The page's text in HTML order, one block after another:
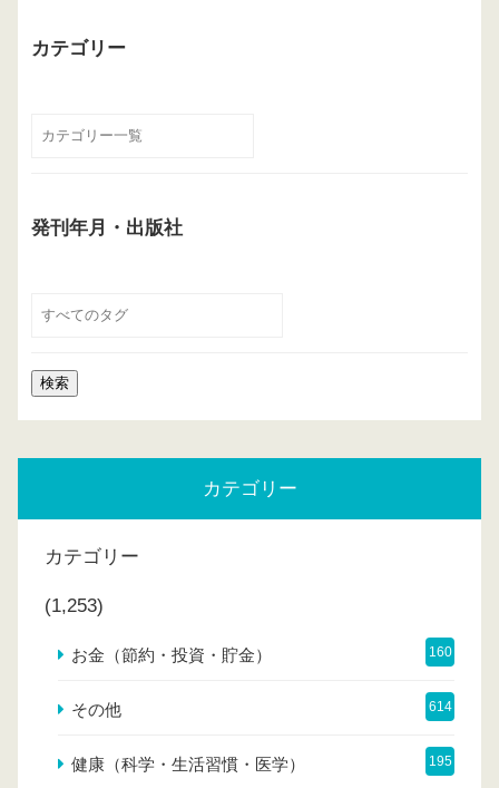
カテゴリー
発刊年月・出版社
カテゴリー
カテゴリー
(1,253)
お金（節約・投資・貯金） 160
その他 614
健康（科学・生活習慣・医学） 195